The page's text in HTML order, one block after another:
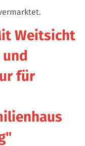
Weitsicht
für